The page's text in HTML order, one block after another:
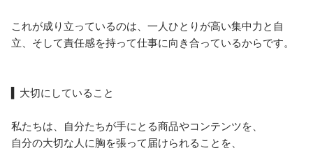
これが成り立っているのは、一人ひとりが高い集中力と自
立、そして責任感を持って仕事に向き合っているからです。
▍大切にしていること
私たちは、自分たちが手にとる商品やコンテンツを、
自分の大切な人に胸を張って届けられることを、